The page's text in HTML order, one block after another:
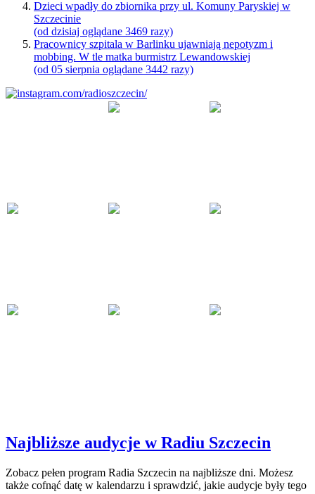
Dzieci wpadły do zbiornika przy ul. Komuny Paryskiej w
Szczecinie
(od dzisiaj oglądane 3469 razy)
Pracownicy szpitala w Barlinku ujawniają nepotyzm i
mobbing. W tle matka burmistrz Lewandowskiej
(od 05 sierpnia oglądane 3442 razy)
Najbliższe audycje w Radiu Szczecin
Zobacz pełen program Radia Szczecin na najbliższe dni. Możesz
także cofnąć datę w kalendarzu i sprawdzić, jakie audycje były tego